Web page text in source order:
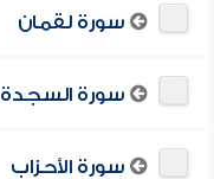
سورة لقمان
سورة السجدة
سورة الأحزاب